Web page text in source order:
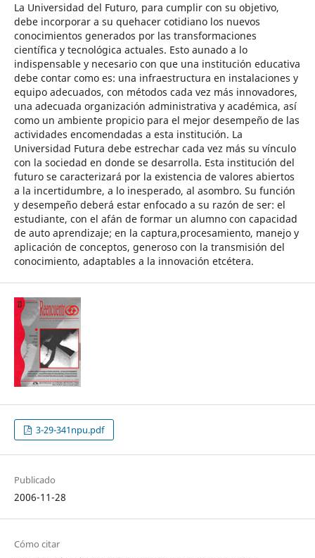
La Universidad del Futuro, para cumplir con su objetivo,
debe incorporar a su quehacer cotidiano los nuevos
conocimientos generados por las transformaciones
científica y tecnológica actuales. Esto aunado a lo
indispensable y necesario con que una institución educativa
debe contar como es: una infraestructura en instalaciones y
equipo adecuados, con métodos cada vez más innovadores,
una adecuada organización administrativa y académica, así
como un ambiente propicio para el mejor desempeño de las
actividades encomendadas a esta institución. La
Universidad Futura debe estrechar cada vez más su vínculo
con la sociedad en donde se desarrolla. Esta institución del
futuro se caracterizará por la existencia de valores abiertos
a la incertidumbre, a lo inesperado, al asombro. Su función
y desempeño deberá estar enfocado a su razón de ser: el
estudiante, con el afán de formar un alumno con capacidad
de auto aprendizaje; en la captura,procesamiento, manejo y
aplicación de conceptos, generoso con la transmisión del
conocimiento, adaptables a la innovación etcétera.
3-29-341npu.pdf
Publicado
2006-11-28
Cómo citar